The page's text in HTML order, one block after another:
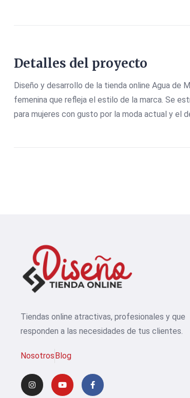
Detalles del proyecto
Diseño y desarrollo de la tienda online Agua de
femenina que refleja el estilo de la marca. Se
para mujeres con gusto por la moda actual y el
Tiendas online atractivas, profesionales y que
responden a las necesidades de tus clientes.
Nosotros Blog